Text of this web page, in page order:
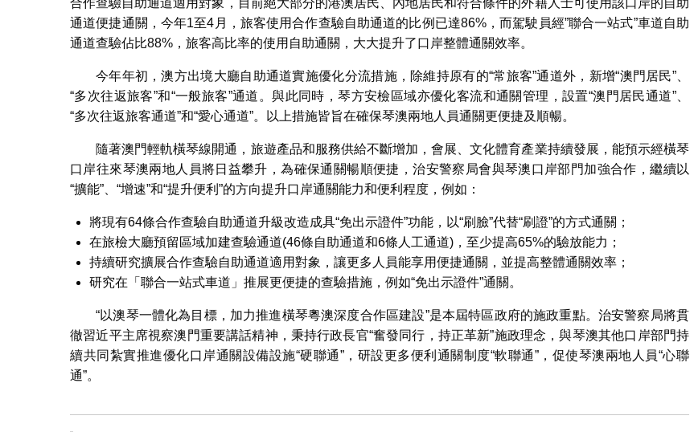
合作查驗自助通道適用對象，目前絕大部分的港澳居民、內地居民和符合條件的外籍人士可使用該口岸的自助
通道便捷通關，今年1至4月，旅客使用合作查驗自助通道的比例已達86%，而駕駛員經”聯合一站式”車道自助
通道查驗佔比88%，旅客高比率的使用自助通關，大大提升了口岸整體通關效率。
今年年初，澳方出境大廳自助通道實施優化分流措施，除維持原有的“常旅客”通道外，新增“澳門居民”、
“多次往返旅客”和“一般旅客”通道。與此同時，琴方安檢區域亦優化客流和通關管理，設置“澳門居民通道”、
“多次往返旅客通道”和“愛心通道”。以上措施皆旨在確保琴澳兩地人員通關更便捷及順暢。
隨著澳門輕軌橫琴線開通，旅遊產品和服務供給不斷增加，會展、文化體育產業持續發展，能預示經橫琴
口岸往來琴澳兩地人員將日益攀升，為確保通關暢順便捷，治安警察局會與琴澳口岸部門加強合作，繼續以
“擴能”、“增速”和“提升便利”的方向提升口岸通關能力和便利程度，例如：
將現有64條合作查驗自助通道升級改造成具“免出示證件”功能，以“刷臉”代替“刷證”的方式通關；
在旅檢大廳預留區域加建查驗通道(46條自助通道和6條人工通道)，至少提高65%的驗放能力；
持續研究擴展合作查驗自助通道適用對象，讓更多人員能享用便捷通關，並提高整體通關效率；
研究在「聯合一站式車道」推展更便捷的查驗措施，例如“免出示證件”通關。
“以澳琴一體化為目標，加力推進橫琴粵澳深度合作區建設”是本屆特區政府的施政重點。治安警察局將貫
徹習近平主席視察澳門重要講話精神，秉持行政長官“奮發同行，持正革新”施政理念，與琴澳其他口岸部門持
續共同紮實推進優化口岸通關設備設施“硬聯通”，研設更多便利通關制度“軟聯通”，促使琴澳兩地人員“心聯
通”。